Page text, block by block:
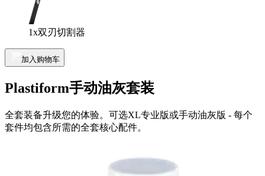
1x双刃切割器
加入购物车
Plastiform手动油灰套装
全套装备升级您的体验。可选XL专业版或手动油灰版 - 每个
套件均包含所需的全套核心配件。